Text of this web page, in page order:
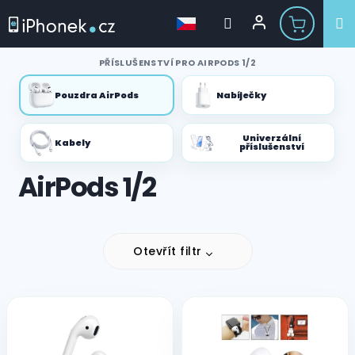
obsah
PŘÍSLUŠENSTVÍ PRO AIRPODS 1/2
Pouzdra AirPods Nabíječky
Kabely Univerzální
příslušenství
AirPods 1/2
Otevřít filtr